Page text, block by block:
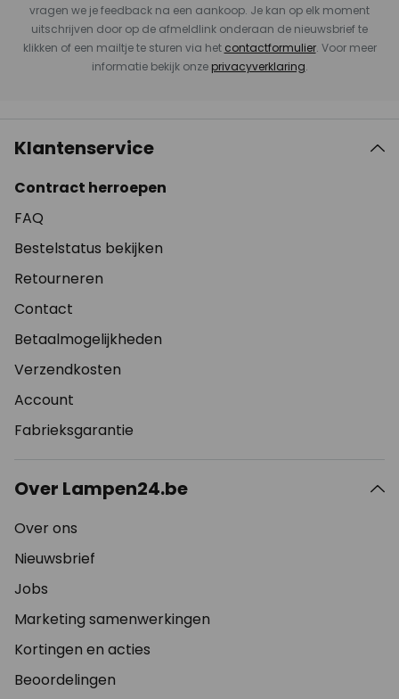
vragen we je feedback na een aankoop. Je kan op elk moment
uitschrijven door op de afmeldlink onderaan de nieuwsbrief te
klikken of een mailtje te sturen via het contactformulier. Voor meer
informatie bekijk onze privacyverklaring.
Klantenservice
Contract herroepen
FAQ
Bestelstatus bekijken
Retourneren
Contact
Betaalmogelijkheden
Verzendkosten
Account
Fabrieksgarantie
Over Lampen24.be
Over ons
Nieuwsbrief
Jobs
Marketing samenwerkingen
Kortingen en acties
Beoordelingen